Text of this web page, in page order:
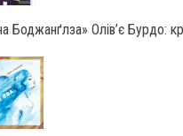
Боджанґлза» Олів’є Бурдо: